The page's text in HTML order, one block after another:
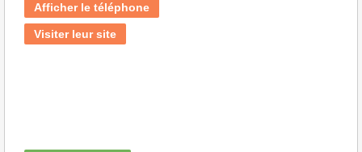
Afficher le téléphone
Visiter leur site